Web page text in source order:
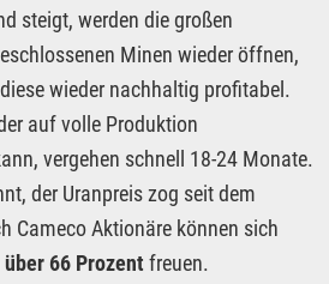
steigt, werden die großen
Minen wieder öffnen,
wieder nachhaltig profitabel.
auf volle Produktion
vergehen schnell 18-24 Monate.
der Uranpreis zog seit dem
Cameco Aktionäre können sich
66 Prozentfreuen.